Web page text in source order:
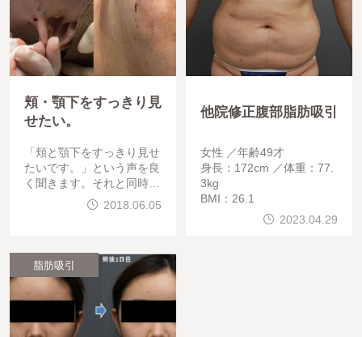
頬・顎下をすっきり見
せたい。
「頬と顎下をすっきり見せ
たいです。」という声を良
く聞きます。それと同時に
、「傷口はどれくらいです
か？」とも聞かれます。頬
2018.06.05
他院修正腹部脂肪吸引
女性
年齢49才
身長：172cm
体重：77.
3kg
BMI：26.1
2023.04.29
脂肪吸引